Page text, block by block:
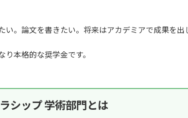
い。論文を書きたい。将来はアカデミアで成果を出
本格的な奨学金です。
シップ 学術部門とは